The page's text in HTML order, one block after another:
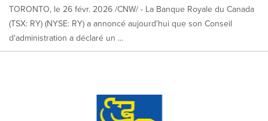
TORONTO, le 26 févr. 2026 /CNW/ - La Banque Royale du Canada
(TSX: RY) (NYSE: RY) a annoncé aujourd'hui que son Conseil
d'administration a déclaré un ...